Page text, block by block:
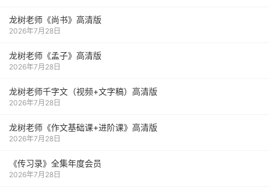
龙树老师《尚书》高清版
2026年7月28日
龙树老师《孟子》高清版
2026年7月28日
龙树老师千字文（视频+文字稿）高清版
2026年7月28日
龙树老师《作文基础课+进阶课》高清版
2026年7月28日
《传习录》全集年度会员
2026年7月28日